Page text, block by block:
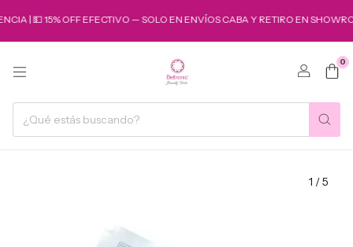
| 💵 15% OFF EFECTIVO — SOLO EN ENVÍOS CABA Y RETIRO EN
0
1 /5